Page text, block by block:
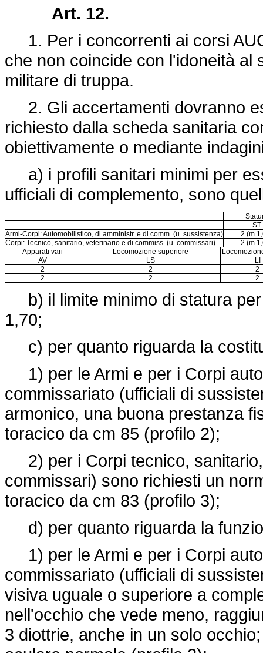
Art. 12.
1. Per i concorrenti ai corsi
che non coincide con l'idoneità al
militare di truppa.
2. Gli accertamenti dovranno
richiesto dalla scheda sanitaria
obiettivamente o mediante
a) i profili sanitari minimi per
ufficiali di complemento, sono
ST
Armi-Corpi: Automobilistico, di amministr. e di comm. (u. sussistenza)
2 (m
Corpi: Tecnico, sanitario, veterinario e di commiss. (u. commissari)
2 (m
Apparati vari
Locomozione superiore
AV
LS
LI
2
2
2
2
2 2
b) il limite minimo di statura
1,70;
c) per quanto riguarda la
1) per le Armi e per i Corpi
commissariato (ufficiali di
armonico, una buona prestanza
toracico da cm 85 (profilo 2);
2) per i Corpi tecnico,
commissari) sono richiesti un
toracico da cm 83 (profilo 3);
d) per quanto riguarda la
1) per le Armi e per i Corpi
commissariato (ufficiali di
visiva uguale o superiore a
nell'occhio che vede meno,
3 diottrie, anche in un solo